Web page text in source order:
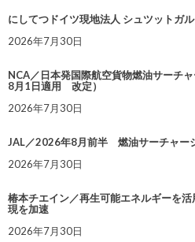
にしてつドイツ現地法人 シュツットガ
2026年7月30日
NCA／日本発国際航空貨物燃油サーチ
8月1日適用 改定）
2026年7月30日
JAL／2026年8月前半 燃油サーチャー
2026年7月30日
椿本チエイン／再生可能エネルギーを
現を加速
2026年7月30日